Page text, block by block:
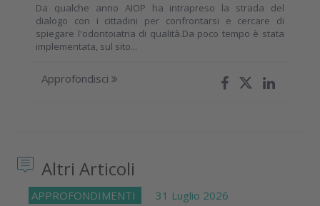
Da qualche anno AIOP ha intrapreso la strada del
dialogo con i cittadini per confrontarsi e cercare di
spiegare l'odontoiatria di qualità.Da poco tempo è stata
implementata, sul sito...
Approfondisci
Altri Articoli
APPROFONDIMENTI 31 Luglio 2026